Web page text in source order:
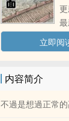
更
最
立即阅
内容简介
不過是想過正常